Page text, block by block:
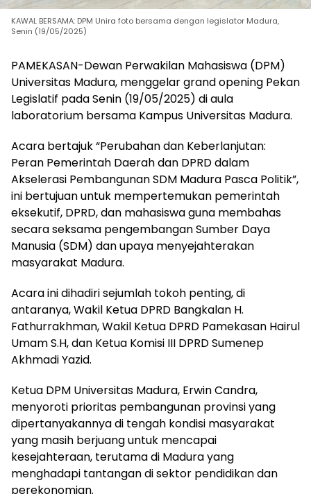
KAWAL BERSAMA: DPM Unira foto bersama dengan legislator Madura,
Senin (19/05/2025)
PAMEKASAN-Dewan Perwakilan Mahasiswa (DPM)
Universitas Madura, menggelar grand opening Pekan
Legislatif pada Senin (19/05/2025) di aula
laboratorium bersama Kampus Universitas Madura.
Acara bertajuk “Perubahan dan Keberlanjutan:
Peran Pemerintah Daerah dan DPRD dalam
Akselerasi Pembangunan SDM Madura Pasca Politik”,
ini bertujuan untuk mempertemukan pemerintah
eksekutif, DPRD, dan mahasiswa guna membahas
secara seksama pengembangan Sumber Daya
Manusia (SDM) dan upaya menyejahterakan
masyarakat Madura.
Acara ini dihadiri sejumlah tokoh penting, di
antaranya, Wakil Ketua DPRD Bangkalan H.
Fathurrakhman, Wakil Ketua DPRD Pamekasan Hairul
Umam S.H, dan Ketua Komisi III DPRD Sumenep
Akhmadi Yazid.
Ketua DPM Universitas Madura, Erwin Candra,
menyoroti prioritas pembangunan provinsi yang
dipertanyakannya di tengah kondisi masyarakat
yang masih berjuang untuk mencapai
kesejahteraan, terutama di Madura yang
menghadapi tantangan di sektor pendidikan dan
perekonomian.